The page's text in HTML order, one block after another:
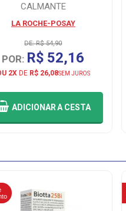
CALMANTE
LA ROCHE-POSAY
DE: R$ 54,90
POR: R$ 52,16
2XDE R$ 26,08SEM JUROS
ADICIONARA CESTA